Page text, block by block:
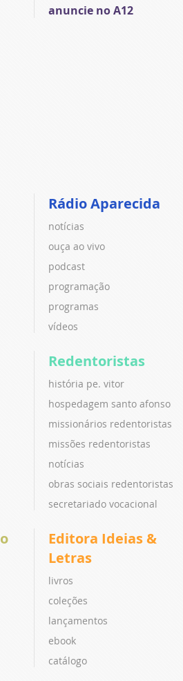
anuncie no A12
Rádio Aparecida
notícias
ouça ao vivo
podcast
programação
programas
vídeos
Redentoristas
história pe. vitor
hospedagem santo afonso
missionários redentoristas
missões redentoristas
notícias
obras sociais redentoristas
secretariado vocacional
Editora Ideias &
Letras
livros
coleções
lançamentos
ebook
catálogo